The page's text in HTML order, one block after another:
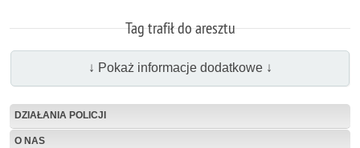
Tag trafił do aresztu
↓ Pokaż informacje dodatkowe ↓
DZIAŁANIA POLICJI
O NAS